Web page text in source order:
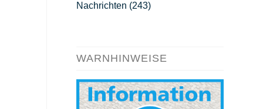
Nachrichten (243)
WARNHINWEISE